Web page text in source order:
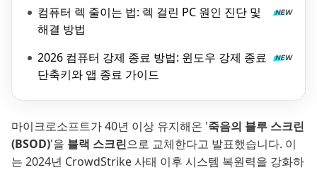
컴퓨터 렉 줄이는 법: 렉 걸린 PC 원인 진단 및
해결 방법
2026 컴퓨터 강제 종료 방법: 윈도우 강제 종료
단축키와 앱 종료 가이드
마이크로소프트가 40년 이상 유지해온 '죽음의 블루 스크린
(BSOD)'을 블랙 스크린으로 교체한다고 발표했습니다. 이
는 2024년 CrowdStrike 사태 이후 시스템 복원력을 강화하